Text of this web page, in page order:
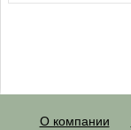
О компании